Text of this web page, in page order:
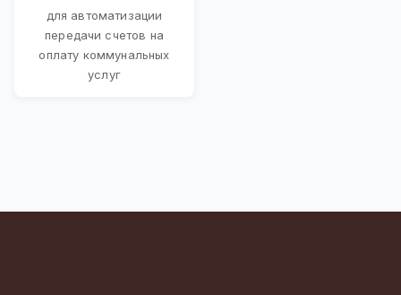
для автоматизации
передачи счетов на
оплату коммунальных
услуг